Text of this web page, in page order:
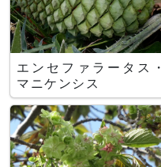
エンセファラータス・
マニケンシス